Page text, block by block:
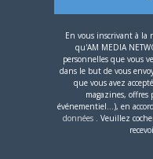
originel.»
Vous devezvous
commentaire.
En vous inscrivant à la
qu'AM MEDIA
personnelles que vous
dans le but de vous
que vous avez
magazines, offres
événementiel...), en
données . Veuillez